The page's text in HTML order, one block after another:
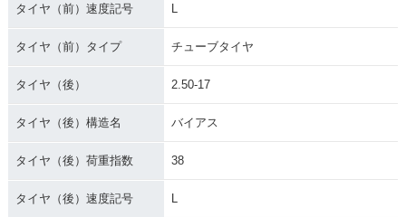
タイヤ（前）速度記号
タイヤ（前）タイプ チューブタイヤ
タイヤ（後） 2.50-17
タイヤ（後）構造名 バイアス
タイヤ（後）荷重指数 38
タイヤ（後）速度記号